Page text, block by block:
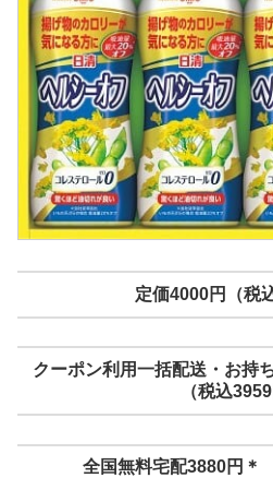
定価4000円（税
クーポン利用一括配送・お
（税込3959
全国無料宅配3880円＊